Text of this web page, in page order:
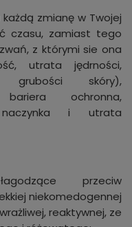
zmianę w Twojej
czasu, zamiast tego
z którymi sie ona
utrata jędrności,
grubości skóry),
bariera ochronna,
naczynka i utrata
przeciw
niekomedogennej
reaktywnej, ze